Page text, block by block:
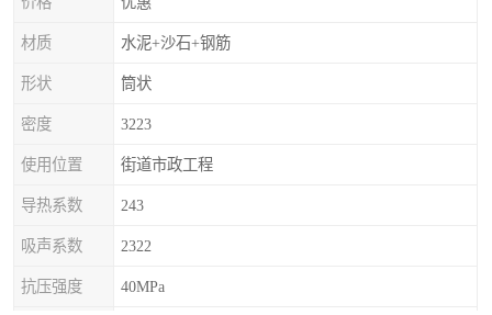
材质 水泥+沙石+钢筋
形状 筒状
密度 3223
使用位置 街道市政工程
导热系数 243
吸声系数 2322
抗压强度 40MPa